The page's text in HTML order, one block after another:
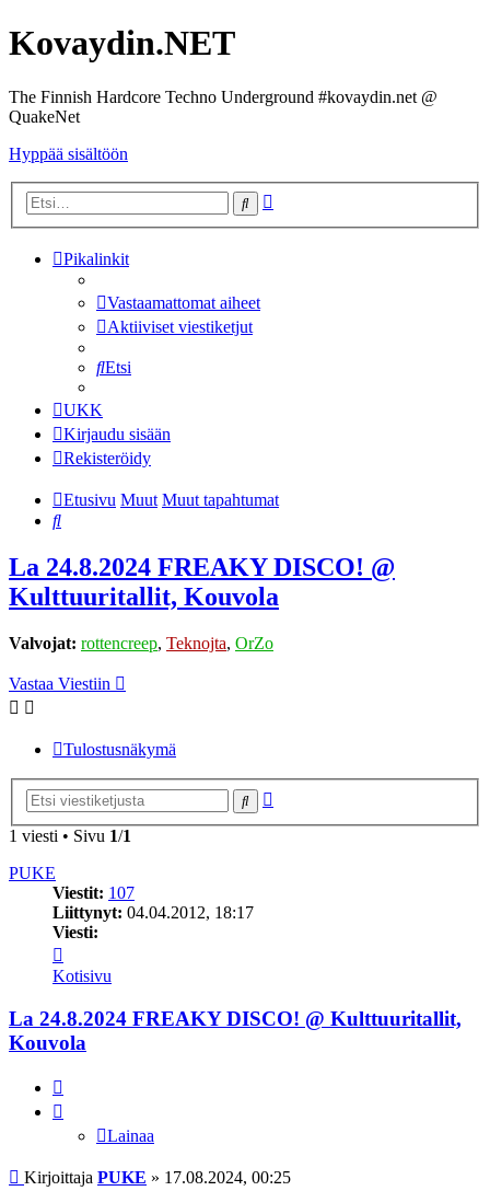
Kovaydin.NET
The Finnish Hardcore Techno Underground #kovaydin.net @
QuakeNet
Hyppää sisältöön
Etsi
Pikalinkit
Vastaamattomat aiheet
Aktiiviset viestiketjut
Etsi
UKK
Kirjaudu sisään
Rekisteröidy
Etusivu Muut Muut tapahtumat
Etsi
La 24.8.2024 FREAKY DISCO! @
Kulttuuritallit, Kouvola
Valvojat: rottencreep, Teknojta, OrZo
Vastaa Viestiin
Tulostusnäkymä
Etsi
1 viesti • Sivu 1/1
PUKE
Viestit: 107
Liittynyt: 04.04.2012, 18:17
Viesti:
PUKE
Kotisivu
La 24.8.2024 FREAKY DISCO! @ Kulttuuritallit,
Kouvola
Lainaa
Viesti
Kirjoittaja PUKE » 17.08.2024, 00:25